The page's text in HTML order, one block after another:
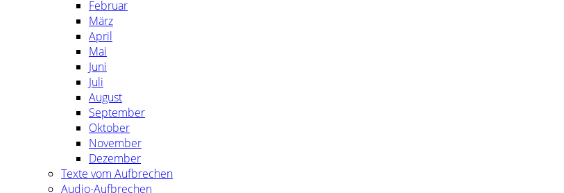
Februar
März
April
Mai
Juni
Juli
August
September
Oktober
November
Dezember
Texte vom Aufbrechen
Audio-Aufbrechen